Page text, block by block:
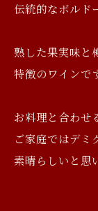
伝統的なボルド
熟した果実味と
特徴のワインで
お料理と合わせ
ご家庭ではデミ
素晴らしいと思